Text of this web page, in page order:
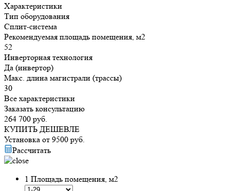
Характеристики
Тип оборудования
Сплит-система
Рекомендуемая площадь помещения, м2
52
Инверторная технология
Да (инвертор)
Макс. длина магистрали (трассы)
30
Все характеристики
Заказать консультацию
264 700 руб.
КУПИТЬ ДЕШЕВЛЕ
Установка от 9500 руб.
Рассчитать
1 Площадь помещения, м2